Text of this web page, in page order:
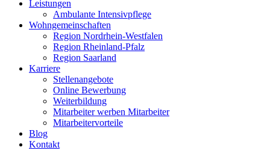
Leistungen
Ambulante Intensivpflege
Wohngemeinschaften
Region Nordrhein-Westfalen
Region Rheinland-Pfalz
Region Saarland
Karriere
Stellenangebote
Online Bewerbung
Weiterbildung
Mitarbeiter werben Mitarbeiter
Mitarbeitervorteile
Blog
Kontakt